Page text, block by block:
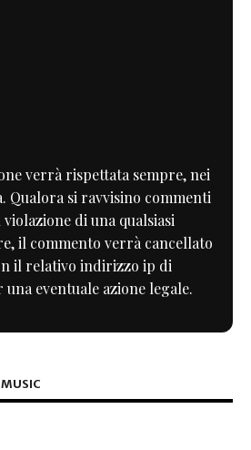
verrà rispettata sempre, nei
Qualora si ravvisino commenti
di una qualsiasi
il commento verrà cancellato
il relativo indirizzo ip di
eventuale azione legale.